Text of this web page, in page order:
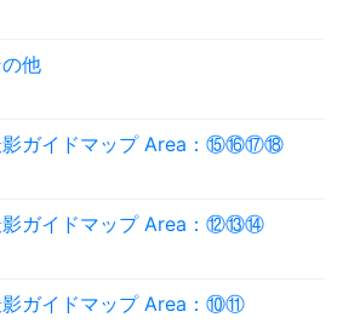
他
影ガイドマップ Area：⑮⑯⑰⑱
影ガイドマップ Area：⑫⑬⑭
ガイドマップ Area：⑩⑪